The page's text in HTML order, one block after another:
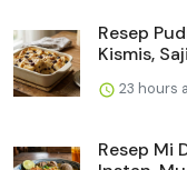
Resep
Kismis,
23 hours
Resep Mi